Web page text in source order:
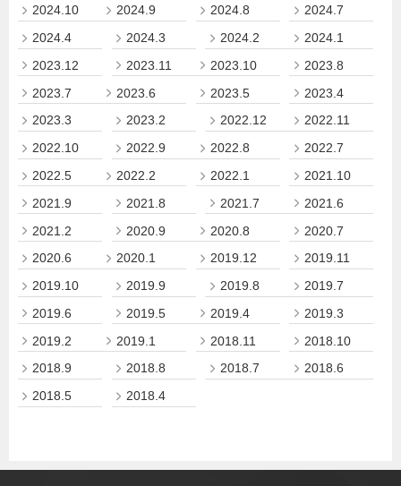
2024.10
2024.9 2024.8
2024.7
2024.4
2024.3 2024.2
2024.1
2023.12
2023.11 2023.10
2023.8
2023.7
2023.6 2023.5
2023.4
2023.3
2023.2 2022.12
2022.11
2022.10
2022.9 2022.8
2022.7
2022.5
2022.2 2022.1
2021.10
2021.9
2021.8 2021.7
2021.6
2021.2
2020.9 2020.8
2020.7
2020.6
2020.1 2019.12
2019.11
2019.10
2019.9 2019.8
2019.7
2019.6
2019.5 2019.4
2019.3
2019.2
2019.1 2018.11
2018.10
2018.9
2018.8 2018.7
2018.6
2018.5
2018.4